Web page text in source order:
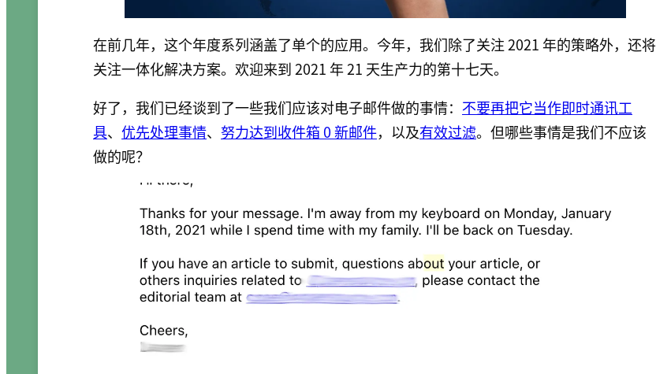
在前几年，这个年度系列涵盖了单个的应用。今年，我们除了关注 2021 年的策略外，还将
关注一体化解决方案。欢迎来到 2021 年 21 天生产力的第十七天。
好了，我们已经谈到了一些我们应该对电子邮件做的事情： 不要再把它当作即时通讯工
具、 优先处理事情、 努力达到收件箱 0 新邮件，以及有效过滤。但哪些事情是我们不应该
做的呢？